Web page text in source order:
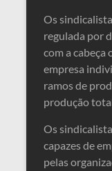
Os
regulada por
com a cabeça
empresa
ramos de
produção
Os
capazes de
pelas